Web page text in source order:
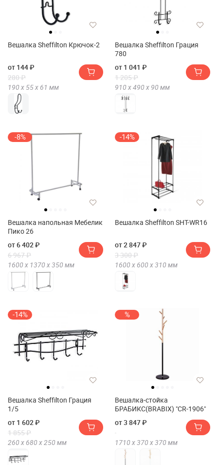
Вешалка Sheffilton Крючок-2
от 144 ₽
280 ₽
190 х 55 х 61 мм
Вешалка Sheffilton Грация
780
от 1 041 ₽
1 205 ₽
910 х490 х 90 мм
-8%
Вешалка напольная Мебелик
Пико 26
от 6 402 ₽
6 967 ₽
1600 х 1370 х350 мм
-14%
Вешалка Sheffilton SHT-WR16
от 2 847 ₽
3 300 ₽
1600 х 600 х310 мм
-14%
Вешалка Sheffilton Грация
1/5
от 1 602 ₽
1 855 ₽
260 х 680 х 250 мм
%
Вешалка-стойка
БРАБИКС(BRABIX) "CR-1906"
от 3 847 ₽
1710 х370 х370 мм